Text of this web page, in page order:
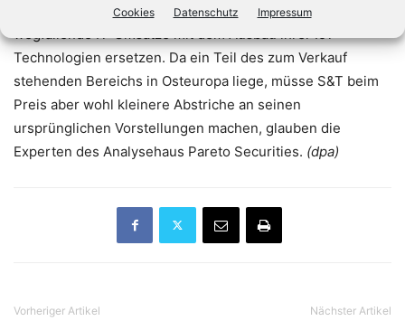
Cookies Datenschutz Impressum
im Bereich des Internet der Dinge (IoT) bündeln und
Technologien ersetzen. Da ein Teil des zum Verkauf
stehenden Bereichs in Osteuropa liege, müsse S&T beim
Preis aber wohl kleinere Abstriche an seinen
ursprünglichen Vorstellungen machen, glauben die
Experten des Analysehaus Pareto Securities. (dpa)
Vorheriger Artikel Nächster Artikel